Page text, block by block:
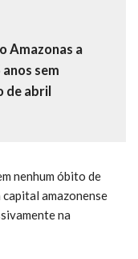
Amazonas a
sem
de abril
nenhum óbito de
amazonense
na